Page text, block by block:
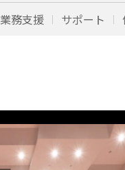
業務支援 サポート